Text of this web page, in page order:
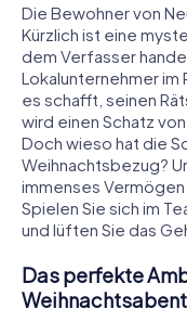
Die Bewohner von
Kürzlich ist eine
dem Verfasser
Lokalunternehmer im
es schafft, seinen
wird einen Schatz
Doch wieso hat die
Weihnachtsbezug?
immenses
Spielen Sie sich im
und lüften Sie das
Das perfekte